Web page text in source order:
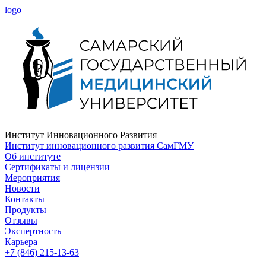
logo
Институт Инновационного Развития
Институт инновационного развития СамГМУ
Об институте
Сертификаты и лицензии
Мероприятия
Новости
Контакты
Продукты
Отзывы
Экспертность
Карьера
+7 (846) 215-13-63